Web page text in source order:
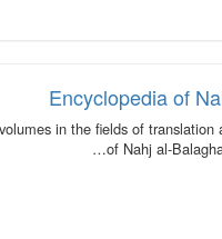
Encyclopedia of
in the fields of translation
of Nahj al-